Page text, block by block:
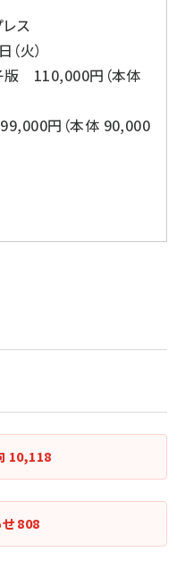
ス
火）
版 110,000円（本体
円（本体 90,000
10,118
808